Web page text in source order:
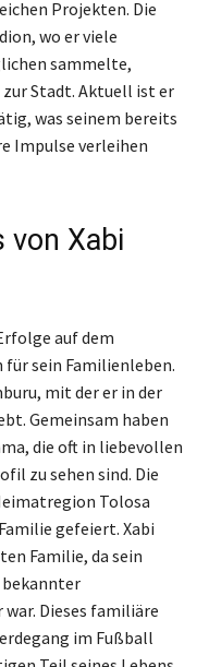
Projekten. Die
wo er viele
sammelte,
Stadt. Aktuell ist er
was seinem bereits
Impulse verleihen
von Xabi
auf dem
sein Familienleben.
mit der er in der
Gemeinsam haben
die oft in liebevollen
zu sehen sind. Die
Tolosa
gefeiert. Xabi
Familie, da sein
bekannter
Dieses familiäre
im Fußball